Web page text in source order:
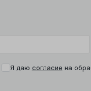
Я даю согласие на